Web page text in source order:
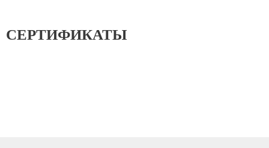
СЕРТИФИКАТЫ